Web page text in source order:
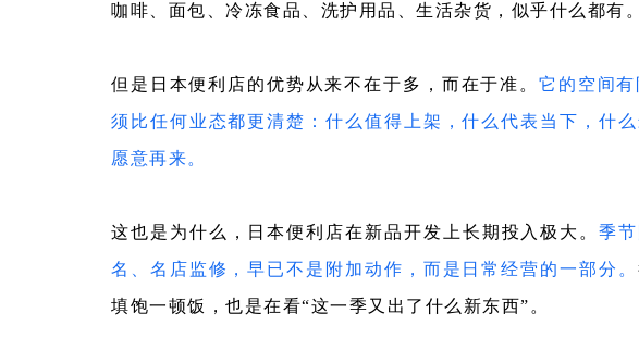
咖啡、面包、冷冻食品、洗护用品、生活杂货，似乎什么都有。
但是日本便利店的优势从来不在于多，而在于准。 它的空间
须比任何业态都更清楚：什么值得上架，什么代表当下，什
愿意再来。
这也是为什么，日本便利店在新品开发上长期投入极大。季
名、名店监修，早已不是附加动作，而是日常经营的一部分 。
填饱一顿饭，也是在看“这一季又出了什么新东西”。